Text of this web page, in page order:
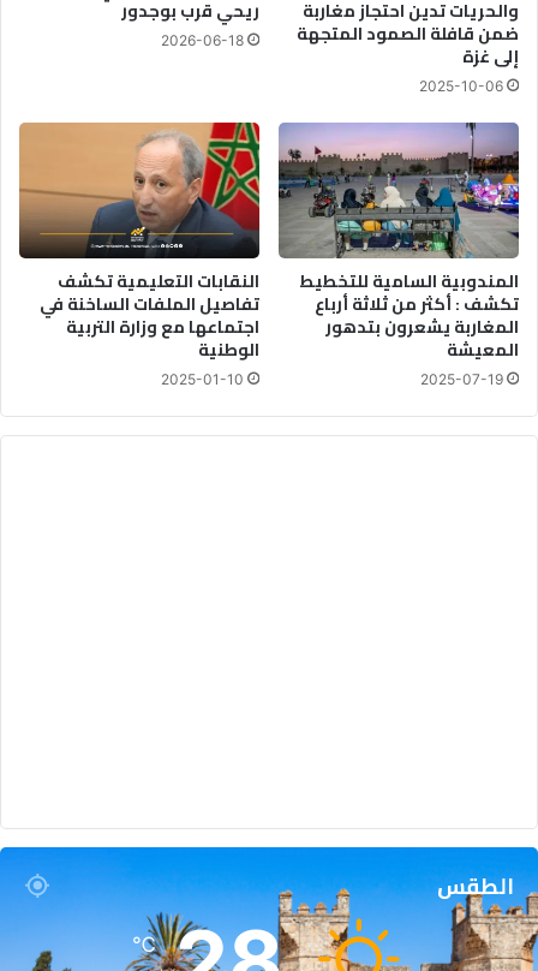
والحريات تدين احتجاز مغاربة
ضمن قافلة الصمود المتجهة
إلى غزة
2025-10-06
ريحي قرب بوجدور
2026-06-18
المندوبية السامية للتخطيط
تكشف : أكثر من ثلاثة أرباع
المغاربة يشعرون بتدهور
المعيشة
2025-07-19
النقابات التعليمية تكشف
تفاصيل الملفات الساخنة في
اجتماعها مع وزارة التربية
الوطنية
2025-01-10
الطقس
℃